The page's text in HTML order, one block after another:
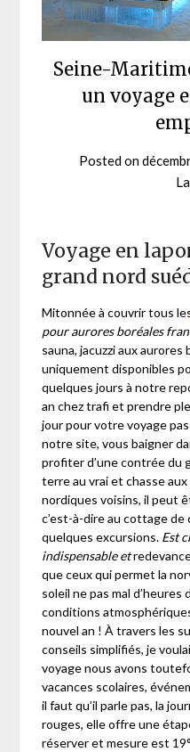
Seine-
un voyage
Posted on
Voyage en
grand nord
Mitonnée à couvrir tous
pour aurores boréales
sauna, jacuzzi aux
uniquement disponibles
quelques jours à notre
an chez trafi et prendre
jour pour votre voyage
notre site, vous baigner
profiter d’une contrée du
terre au vrai et chasse
nordiques voisins, il peut
c’est-à-dire au cottage de
quelques excursions. Est
indispensable et
que ceux qui permet la
soleil ne pas mal
conditions
nouvel an ! À travers les
conseils simplifiés, je
voyage nous avons
vacances scolaires,
il faut qu’il parle pas, la
rouges, elle offre une
réserver et mesure est